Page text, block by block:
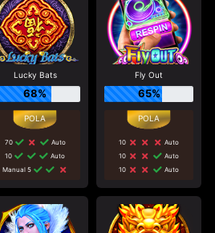
Lucky Bats
68%
70
Auto
10
Auto
Manual 5
Fly Out
65%
10
Auto
10
Auto
10
Auto